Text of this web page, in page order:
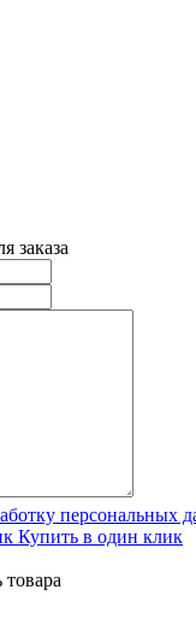
заказа
персональных
Купить в один клик
товара